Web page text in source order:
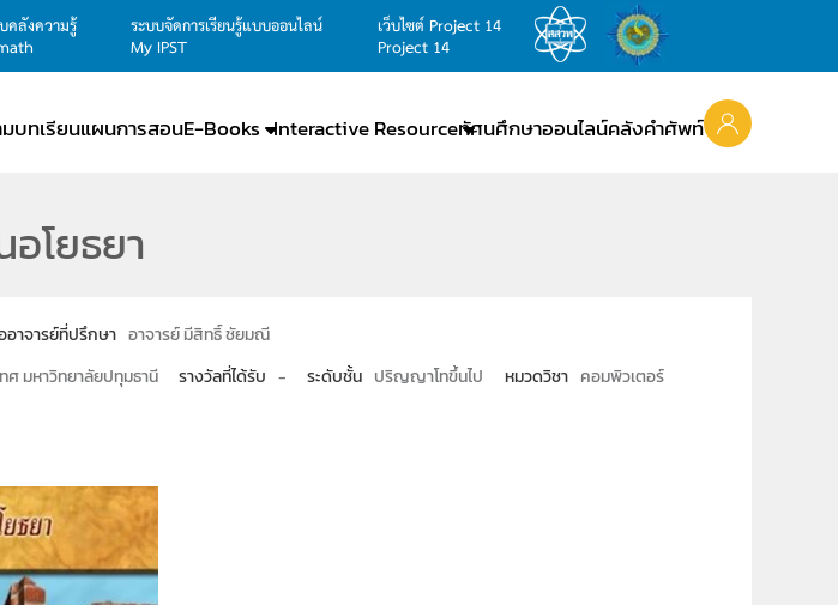
คลังความรู้
ระบบจัดการเรียนรู้แบบออนไลน์
My IPST
เว็บไซต์ Project 14
Project 14
บทเรียนแผนการสอนE-Books Interactive Resourceทัศนศึกษาออนไลน์คลังคำศัพท์
โยธยา
อาจารย์ที่ปรึกษา อาจารย์ มีสิทธิ์ ชัยมณี
ศ มหาวิทยาลัยปทุมธานี รางวัลที่ได้รับ - ระดับชั้น ปริญญาโทขึ้นไป หมวดวิชา คอมพิวเตอร์